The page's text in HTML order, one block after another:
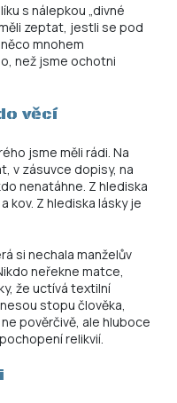
s nálepkou „divné
zeptat, jestli se pod
mnohem
než jsme ochotni
věcí
jsme měli rádi. Na
v zásuvce dopisy, na
nenatáhne. Z hlediska
kov. Z hlediska lásky je
si nechala manželův
neřekne matce,
že uctívá textilní
stopu člověka,
pověrčivě, ale hluboce
relikvií.